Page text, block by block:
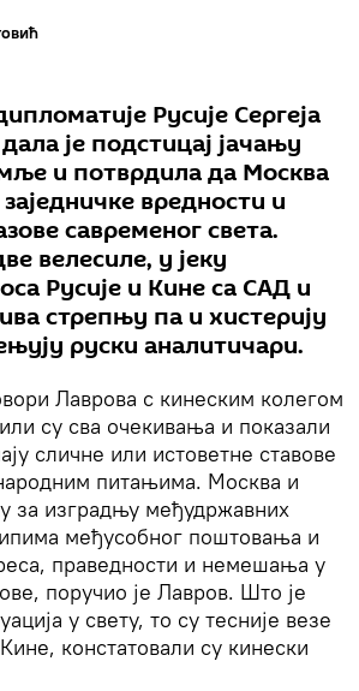
Русије Сергеја
је подстицај јачању
и потврдила да Москва
вредности и
савременог света.
велесиле, у јеку
Русије и Кине са САД и
стрепњу па и хистерију
руски аналитичари.
Лаврова с кинеским колегом
су сва очекивања и показали
сличне или истоветне ставове
питањима. Москва и
за изградњу међудржавних
међусобног поштовања и
праведности и немешања у
поручио је Лавров. Што је
у свету, то су тесније везе
констатовали су кинески